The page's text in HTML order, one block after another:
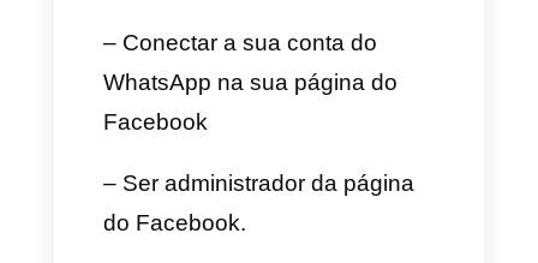
aos usuários desde outras
buscadores direto ao